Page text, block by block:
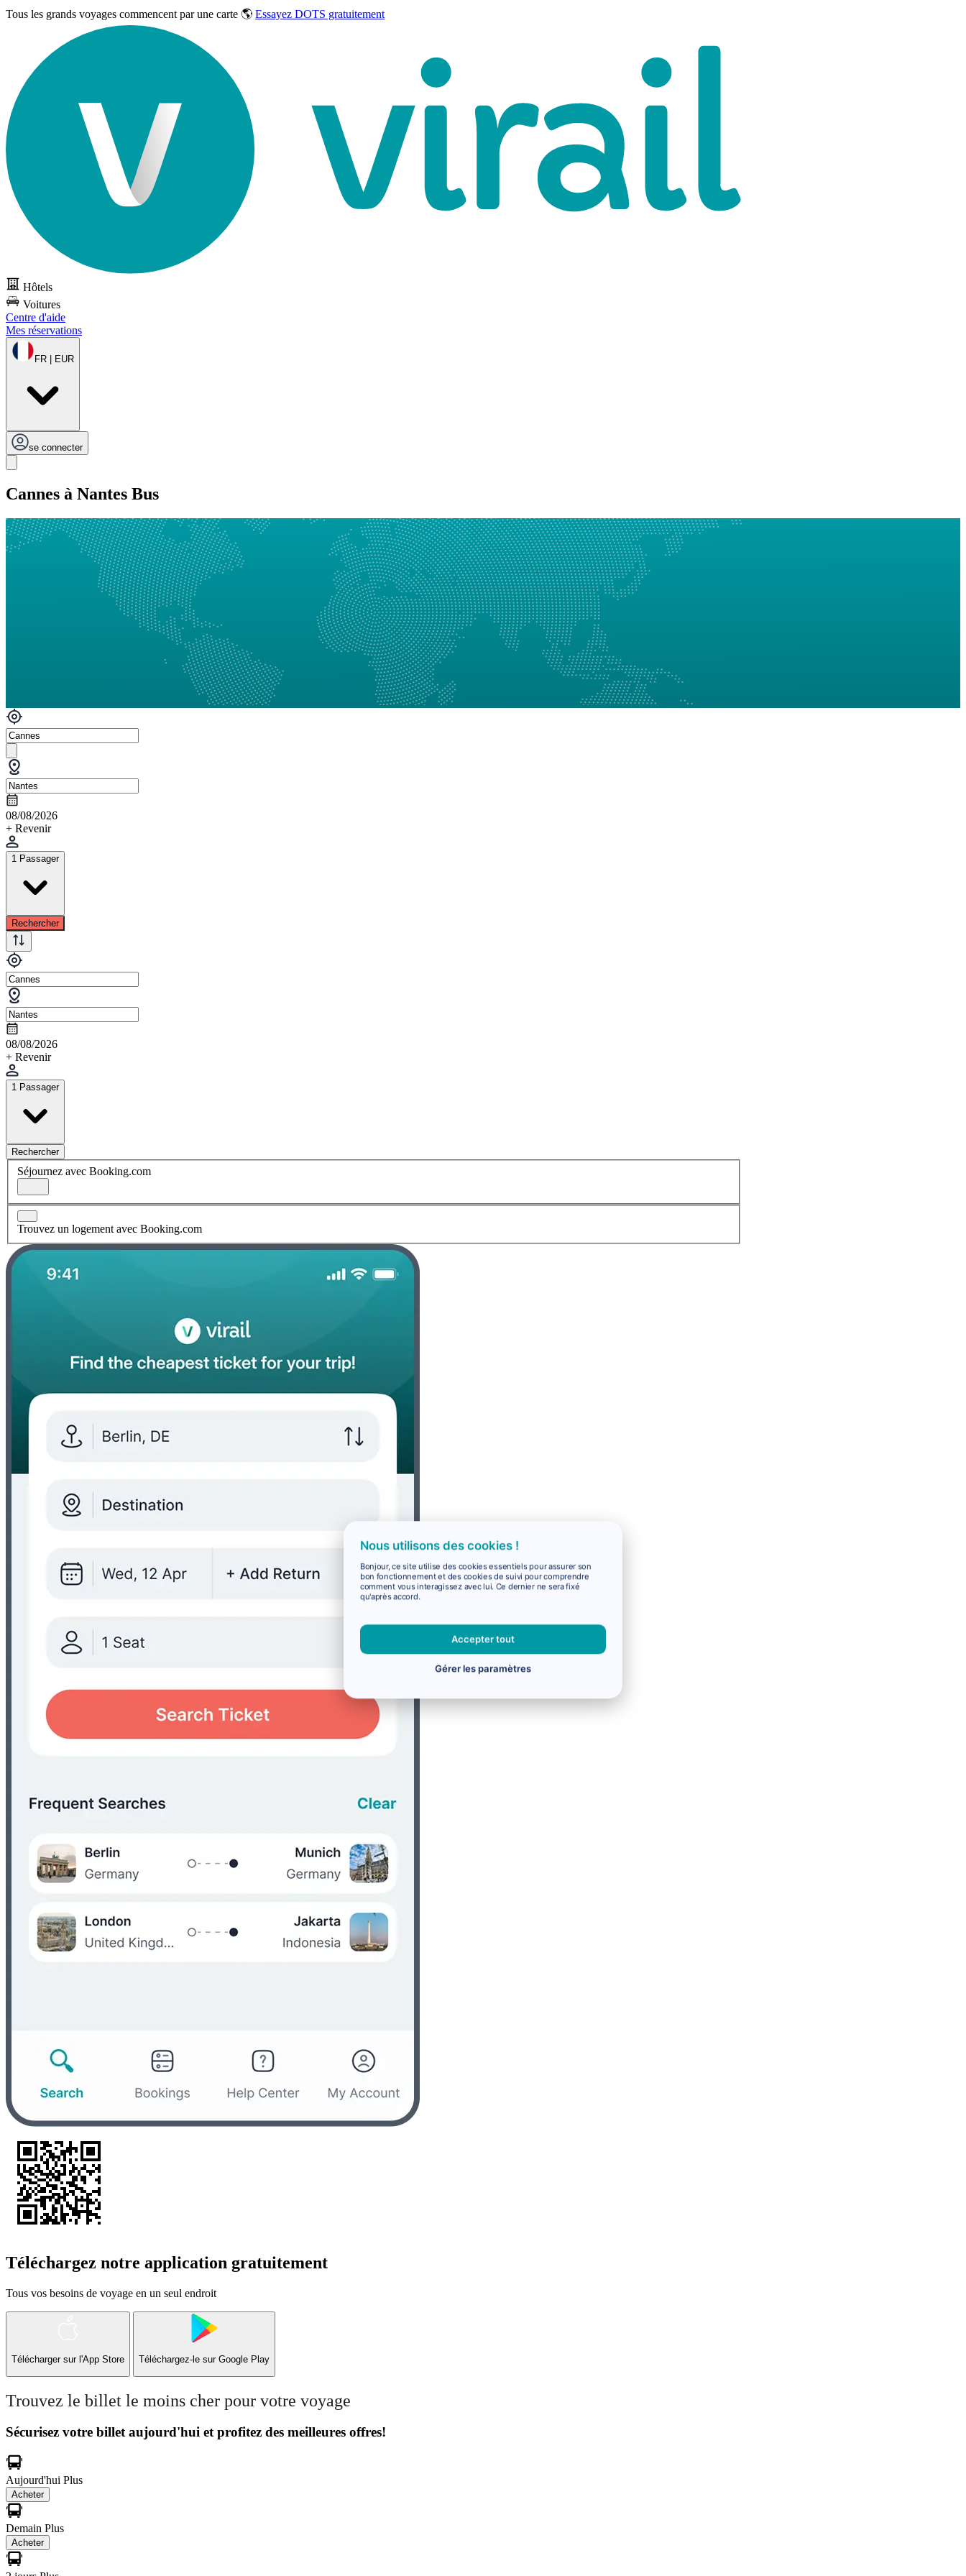
Tous les grands voyages commencent par une carte 🌎 Essayez DOTS gratuitement
Hôtels
Voitures
Centre d'aide
Mes réservations
FR | EUR
se connecter
Cannes à Nantes Bus
08/08/2026
+ Revenir
1 Passager
Rechercher
08/08/2026
+ Revenir
1 Passager
Rechercher
Séjournez avec Booking.com
Trouvez un logement avec Booking.com
Téléchargez notre application gratuitement
Tous vos besoins de voyage en un seul endroit
Télécharger sur l'App Store Téléchargez-le sur Google Play
Trouvez le billet le moins cher pour votre voyage
Sécurisez votre billet aujourd'hui et profitez des meilleures offres!
Aujourd'hui Plus
Acheter
Demain Plus
Acheter
Nous utilisons des cookies !
Bonjour, ce site utilise des cookies essentiels pour assurer son
bon fonctionnement et des cookies de suivi pour comprendre
comment vous interagissez avec lui. Ce dernier ne sera fixé
qu'après accord.
Accepter tout
Gérer les paramètres